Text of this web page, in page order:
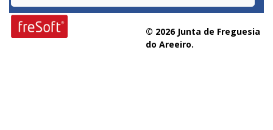
© 2026 Junta de Freguesia
do Areeiro.